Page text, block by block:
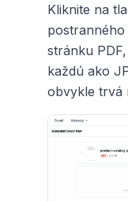
Kliknite na
postranného
stránku
každú ako
obvykle trvá